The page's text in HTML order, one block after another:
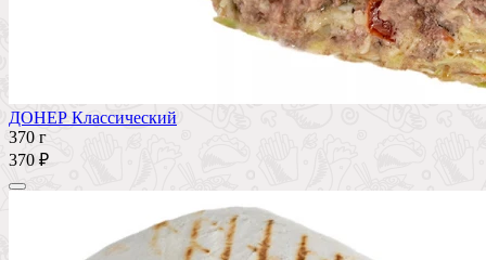
ДОНЕР Классический
370 г
370 ₽